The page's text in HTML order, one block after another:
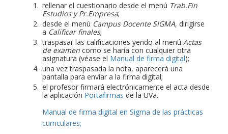
rellenar el cuestionario desde el menú Trab.Fin
Estudios y Pr.Empresa;
desde el menú Campus Docente SIGMA, dirigirse
a Calificar finales;
traspasar las calificaciones yendo al menú Actas
de examen como se haría con cualquier otra
asignatura (véase el Manual de firma digital);
una vez traspasada la nota, aparecerá una
pantalla para enviar a la firma digital;
el profesor firmará electrónicamente el acta desde
la aplicación Portafirmas de la UVa.
Manual de firma digital en Sigma de las prácticas
curriculares;